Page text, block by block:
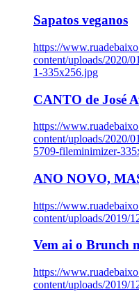
Sapatos veganos
https://
content/uploads/2020/
1-335x256.jpg
CANTO de José
https://
content/uploads/2020/
5709-fileminimizer-
ANO NOVO,
https://
content/uploads/2019/
Vem ai o Brunch
https://
content/uploads/2019/